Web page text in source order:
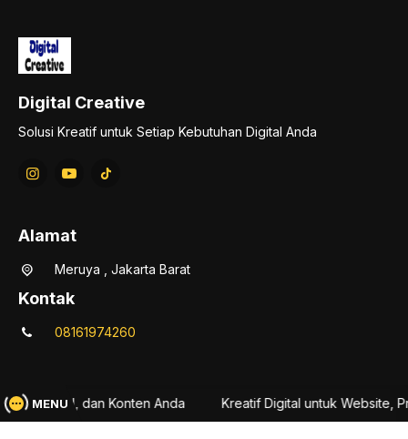
Digital Creative
Solusi Kreatif untuk Setiap Kebutuhan Digital Anda
Alamat
Meruya , Jakarta Barat
Kontak
08161974260
MENU
Digital, dan Konten Anda Kreatif Digital untuk Website,